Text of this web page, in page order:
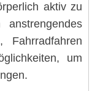
aktiv zu
Fahrradfahren
um